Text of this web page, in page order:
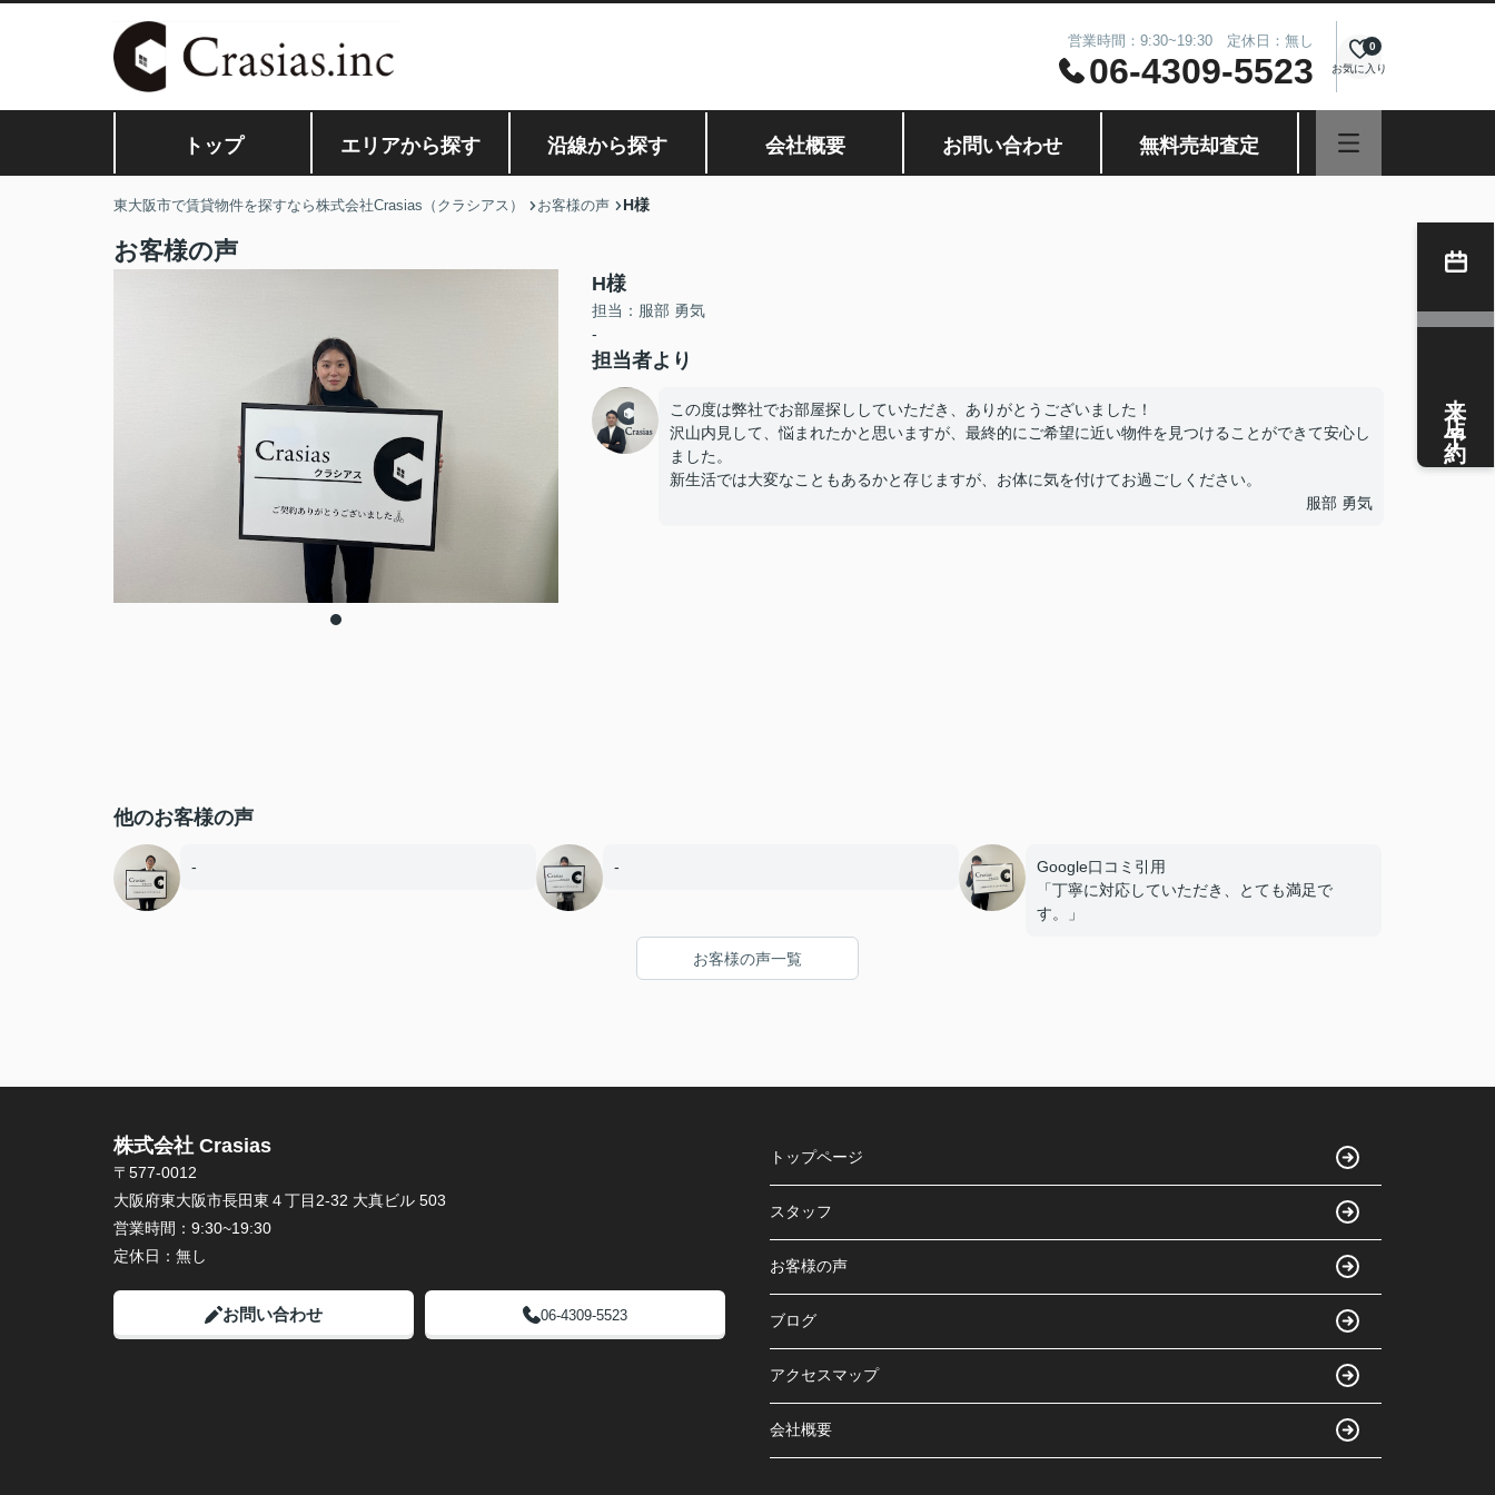
営業時間：9:30~19:30 定休日：無し
06-4309-5523 お気に入り
0
トップ エリアから探す 沿線から探す 会社概要 お問い合わせ 無料売却査定
東大阪市で賃貸物件を探すなら株式会社Crasias（クラシアス） お客様の声 H様
お客様の声
H様
担当：服部 勇気
-
担当者より
この度は弊社でお部屋探ししていただき、ありがとうございました！
沢山内見して、悩まれたかと思いますが、最終的にご希望に近い物件を見つけることができて安心し
ました。
新生活では大変なこともあるかと存じますが、お体に気を付けてお過ごしください。
服部 勇気
他のお客様の声
- -
Google口コミ引用
「丁寧に対応していただき、とても満足で
す。」
お客様の声一覧
来店予約
株式会社 Crasias
〒577-0012
大阪府東大阪市長田東４丁目2-32 大真ビル 503
営業時間： 9:30~19:30
定休日： 無し
お問い合わせ 06-4309-5523
トップページ
スタッフ
お客様の声
ブログ
アクセスマップ
会社概要